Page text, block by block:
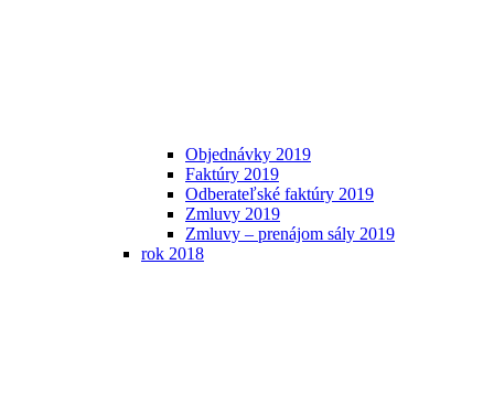
Objednávky 2019
Faktúry 2019
Odberateľské faktúry 2019
Zmluvy 2019
Zmluvy – prenájom sály 2019
rok 2018